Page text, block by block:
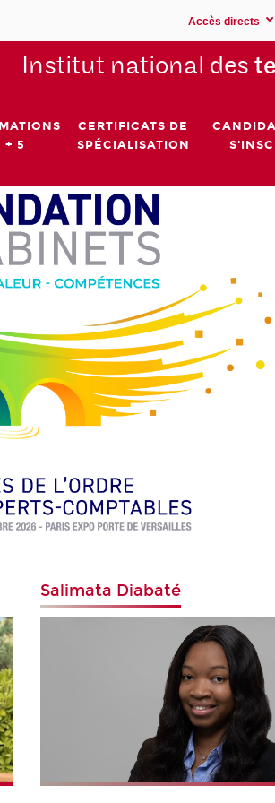
Accès directs
Institut national des
+ 5
CERTIFICATS DE
SPÉCIALISATION
Salimata Diabaté